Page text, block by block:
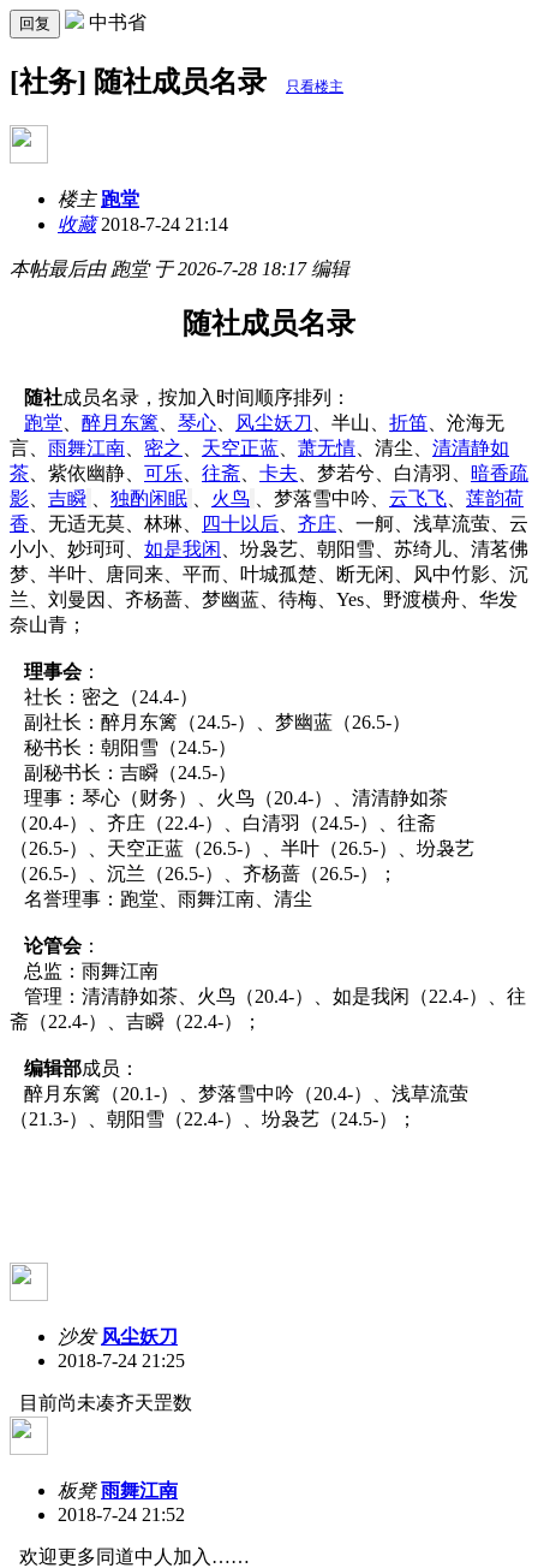
回复 中书省
[社务] 随社成员名录 只看楼主
楼主 跑堂
收藏2018-7-24 21:14
本帖最后由 跑堂 于 2026-7-28 18:17 编辑
随社成员名录
随社成员名录，按加入时间顺序排列：
跑堂
醉月东篱 琴心 风尘妖刀 、半山、 折笛 、沧海无
言、 雨舞江南 密之 天空正蓝 萧无情 、清尘、 清清静如
茶 、紫依幽静、 可乐 往斋 卡夫 、梦若兮、白清羽、 暗香疏
影
吉瞬 独酌闲眠 火鸟 、梦落雪中吟、 云飞飞
莲韵荷
香 、无适无莫、林琳、 四十以后 齐庄 、一舸、浅草流萤、云
小小、妙珂珂、 如是我闲
、坋袅艺、朝阳雪、苏绮儿、清茗佛
梦、半叶、唐同来、平而、叶城孤楚、断无闲、风中竹影、沉
兰、刘曼因、齐杨蔷、梦幽蓝、待梅、 Yes、野渡横舟、华发
奈山青 ；
理事会：
社长：密之（24.4-）
副社长： 醉月东篱（24.5-）、梦幽蓝（26.5-）
秘书长：朝阳雪（24.5-）
副秘书长：吉瞬（24.5-）
理事：琴心（财务）、火鸟（20.4-）、清清静如茶
（20.4-）、齐庄（22.4-）、白清羽（24.5-）、往斋
（26.5-）、天空正蓝（26.5-）、半叶（26.5-）、坋袅艺
（26.5-）、沉兰（26.5-）、齐杨蔷（26.5-）；
名誉理事：跑堂、雨舞江南、清尘
论管会：
总监：雨舞江南
管理：清清静如茶、火鸟（20.4-）、如是我闲（22.4-）、往
斋（22.4-）、吉瞬（22.4-）；
编辑部成员：
醉月东篱（20.1-）、梦落雪中吟（20.4-）、浅草流萤
（21.3-）、朝阳雪（22.4-）、坋袅艺（24.5-）；
沙发 风尘妖刀
2018-7-24 21:25
目前尚未凑齐天罡数
板凳 雨舞江南
2018-7-24 21:52
欢迎更多同道中人加入……